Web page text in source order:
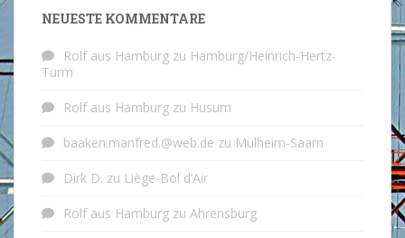
NEUESTE KOMMENTARE
Rolf aus Hamburg zu Hamburg/Heinrich-Hertz-
Turm
Rolf aus Hamburg zu Husum
baaken.manfred.@web.de zu Mülheim-Saarn
Dirk D. zu Liège-Bol d’Air
Rolf aus Hamburg zu Ahrensburg